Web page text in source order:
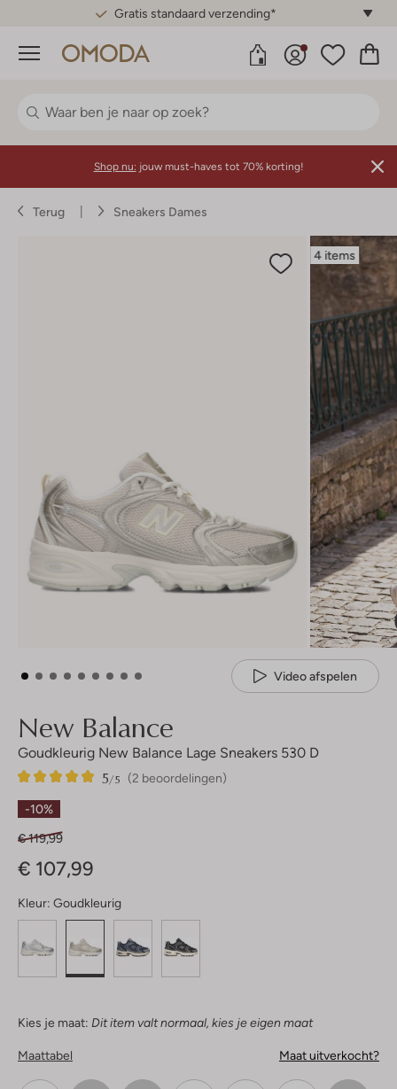
Gratis standaard verzending*
Menu
Shop nu: jouw must-haves tot 70% korting!
Terug Sneakers Dames
4 items
Video afspelen
New Balance
Goudkleurig New Balance Lage Sneakers 530 D
(2 beoordelingen)
5/5
2
5
Sterren
-10%
€ 119,99
€ 107,99
Kleur: Goudkleurig
Kies je maat: Dit item valt normaal, kies je eigen maat
Maattabel Maat uitverkocht?